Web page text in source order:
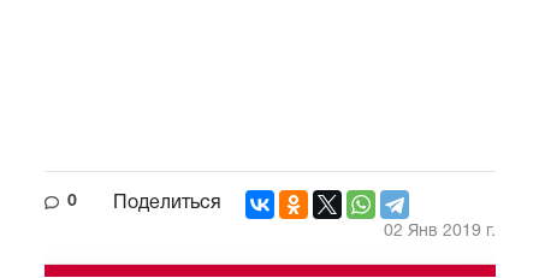
0 Поделиться
02 Янв 2019 г.